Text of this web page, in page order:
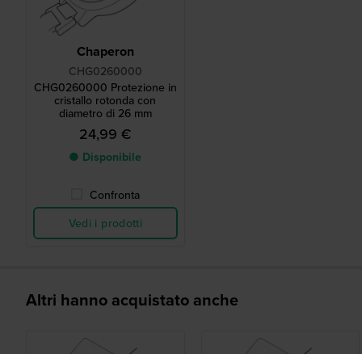
Chaperon
CHG0260000
CHG0260000 Protezione in
cristallo rotonda con
diametro di 26 mm
24,99 €
● Disponibile
Confronta
Vedi i prodotti
Altri hanno acquistato anche